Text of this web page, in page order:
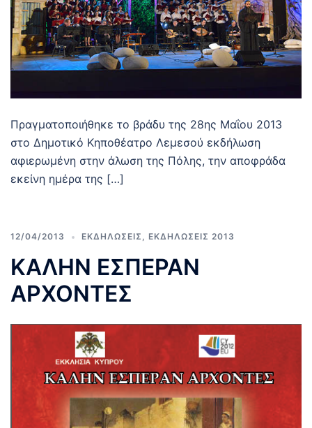
Πραγματοποιήθηκε το βράδυ της 28ης Μαΐου 2013
στο Δημοτικό Κηποθέατρο Λεμεσού εκδήλωση
αφιερωμένη στην άλωση της Πόλης, την αποφράδα
εκείνη ημέρα της […]
12/04/2013 ΕΚΔΗΛΩΣΕΙΣ , ΕΚΔΗΛΩΣΕΙΣ 2013
ΚΑΛΗΝ ΕΣΠΕΡΑΝ
ΑΡΧΟΝΤΕΣ